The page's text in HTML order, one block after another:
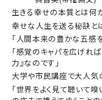
生きる幸せの本質とは何
幸せな人生を送る秘訣と
「人間本来の豊かな五感
「感覚のキャパを広げれ
力』なのです」
大学や市民講座で大人気
「世界をよく見て聴いて